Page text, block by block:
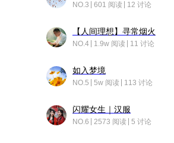
NO.3 601 阅读 12 讨论
【人间理想】寻常烟火
NO.4 1.9w 阅读 11 讨论
如入梦境
NO.5 5w 阅读 113 讨论
闪耀女生｜汉服
NO.6 2573 阅读 5 讨论